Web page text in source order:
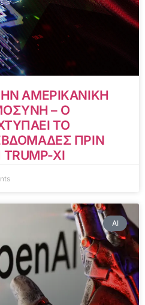
ΑΜΕΡΙΚΑΝΙΚΗ
– Ο
ΤΟ
ΠΡΙΝ
XI
AI